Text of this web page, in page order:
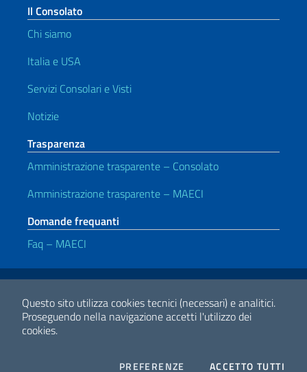
Questo sito utilizza cookies tecnici (necessari) e analitici.
Proseguendo nella navigazione accetti l'utilizzo dei
cookies.
PREFERENZE COOKIESACCETTO TUTTI
Il Consolato
Chi siamo
Italia e USA
Servizi Consolari e Visti
Notizie
Trasparenza
Amministrazione trasparente – Consolato
Amministrazione trasparente – MAECI
Domande frequanti
Faq – MAECI
Link Utili